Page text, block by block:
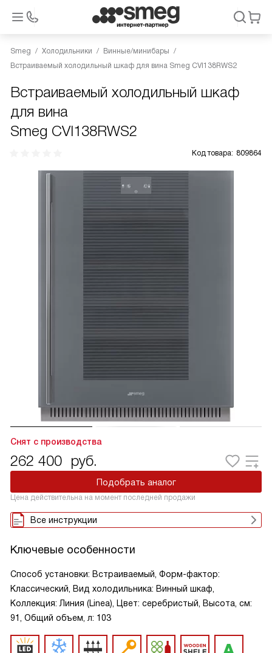
Smeg Холодильники
Винные/минибары
Встраиваемый холодильный шкаф для вина Smeg CVI138RWS2
Встраиваемый холодильный шкаф
для вина
Smeg CVI138RWS2
Код товара: 809864
Снят с производства
262 400 руб.
Подобрать аналог
Цена действительна на момент последней продажи
Все инструкции
Ключевые особенности
Способ установки: Встраиваемый, Форм-фактор:
Классический, Вид холодильника: Винный шкаф,
Коллекция: Линия (Linea), Цвет: серебристый, Высота, см:
91, Общий объем, л: 103